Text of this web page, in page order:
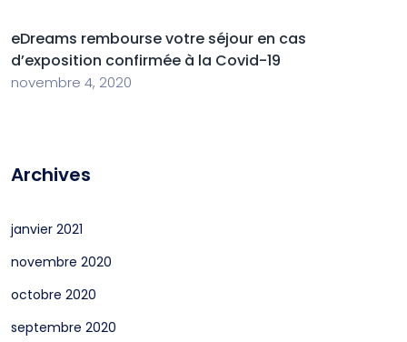
eDreams rembourse votre séjour en cas
d’exposition confirmée à la Covid-19
novembre 4, 2020
Archives
janvier 2021
novembre 2020
octobre 2020
septembre 2020